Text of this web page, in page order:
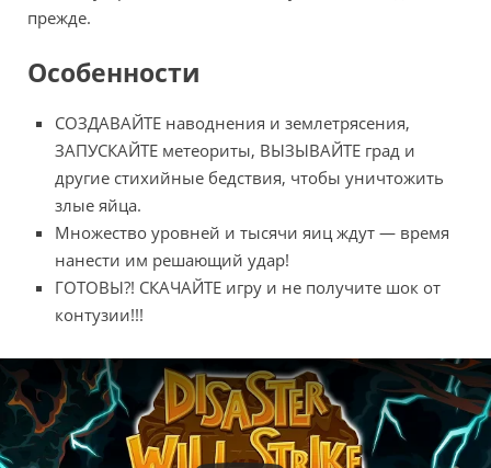
прежде.
Особенности
СОЗДАВАЙТЕ наводнения и землетрясения,
ЗАПУСКАЙТЕ метеориты, ВЫЗЫВАЙТЕ град и
другие стихийные бедствия, чтобы уничтожить
злые яйца.
Множество уровней и тысячи яиц ждут — время
нанести им решающий удар!
ГОТОВЫ?! СКАЧАЙТЕ игру и не получите шок от
контузии!!!